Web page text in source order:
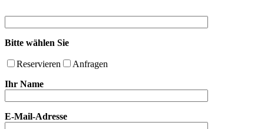
Bitte wählen Sie
Reservieren
Anfragen
Ihr Name
E-Mail-Adresse